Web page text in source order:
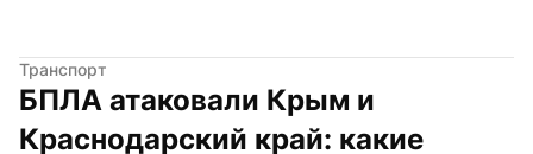
Транспорт
БПЛА атаковали Крым и
Краснодарский край: какие